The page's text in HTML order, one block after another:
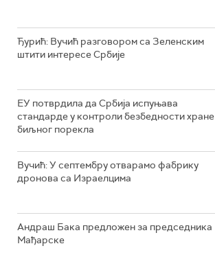
Ђурић: Вучић разговором са Зеленским
штити интересе Србије
ЕУ потврдила да Србија испуњава
стандарде у контроли безбедности хране
биљног порекла
Вучић: У септембру отварамо фабрику
дронова са Израелцима
Андраш Бакa предложен за председника
Мађарске